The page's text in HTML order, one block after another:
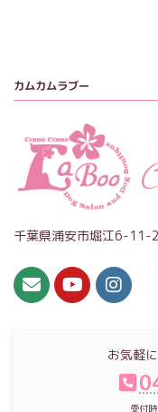
カムカムラブー
千葉県浦安市堀江6-11-
お気軽
受付